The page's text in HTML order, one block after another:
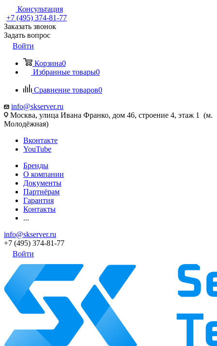
Консультация
+7 (495) 374-81-77
Заказать звонок
Задать вопрос
Войти
Корзина0
Избранные товары0
Сравнение товаров0
info@skserver.ru
Москва, улица Ивана Франко, дом 46, строение 4, этаж 1 (м.
Молодёжная)
Вконтакте
YouTube
Бренды
О компании
Документы
Партнёрам
Гарантия
Контакты
...
info@skserver.ru
+7 (495) 374-81-77
Войти